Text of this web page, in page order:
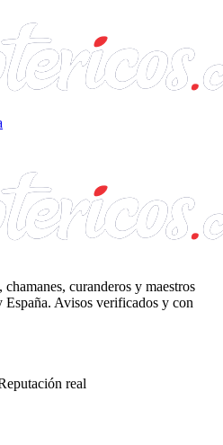
curanderos y maestros
Avisos verificados y con
real